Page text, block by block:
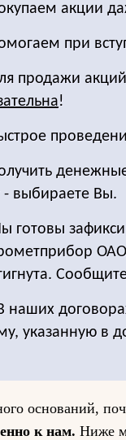
акции
при
продажи
!
- выбираете Вы.
готовы
наших
указанную в
оснований,
к нам. Ниже